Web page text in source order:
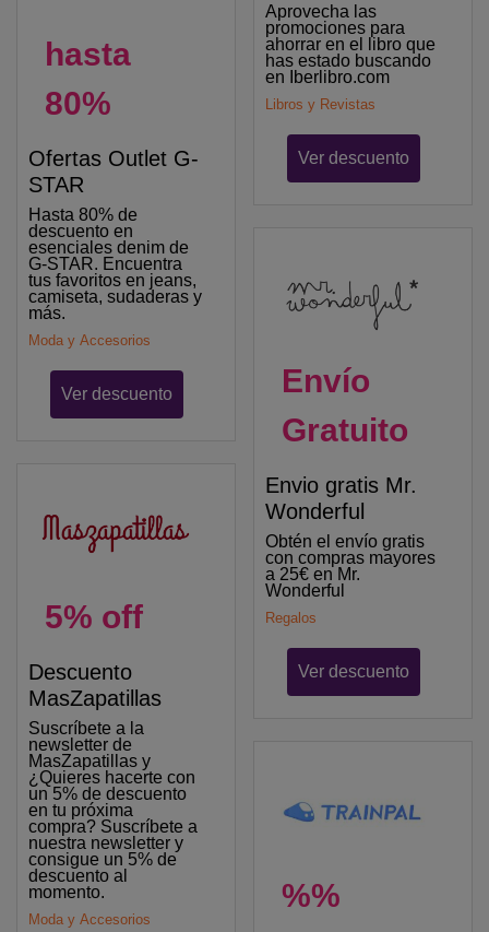
hasta
80%
Ofertas Outlet G-
STAR
Hasta 80% de
descuento en
esenciales denim de
G-STAR. Encuentra
tus favoritos en jeans,
camiseta, sudaderas y
más.
Moda y Accesorios
Ver descuento
5% off
Descuento
MasZapatillas
Suscríbete a la
newsletter de
MasZapatillas y
¿Quieres hacerte con
un 5% de descuento
en tu próxima
compra? Suscríbete a
nuestra newsletter y
consigue un 5% de
descuento al
momento.
Moda y Accesorios
Aprovecha las
promociones para
ahorrar en el libro que
has estado buscando
en Iberlibro.com
Libros y Revistas
Ver descuento
Envío
Gratuito
Envio gratis Mr.
Wonderful
Obtén el envío gratis
con compras mayores
a 25€ en Mr.
Wonderful
Regalos
Ver descuento
%%